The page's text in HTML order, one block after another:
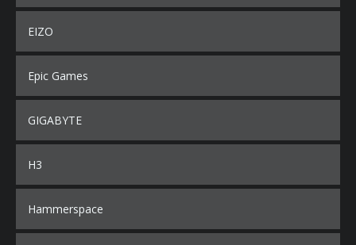
EIZO
Epic Games
GIGABYTE
H3
Hammerspace